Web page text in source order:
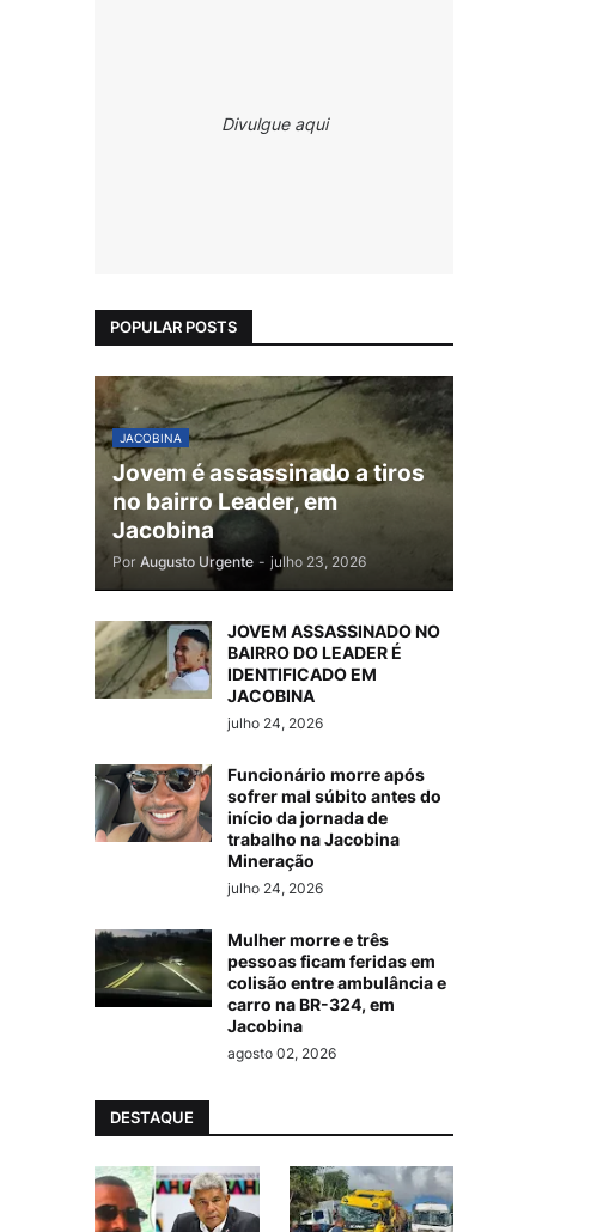
Divulgue aqui
POPULAR POSTS
JACOBINA
Jovem é assassinado a tiros
no bairro Leader, em
Jacobina
Por Augusto Urgente - julho 23, 2026
JOVEM ASSASSINADO NO
BAIRRO DO LEADER É
IDENTIFICADO EM
JACOBINA
julho 24, 2026
Funcionário morre após
sofrer mal súbito antes do
início da jornada de
trabalho na Jacobina
Mineração
julho 24, 2026
Mulher morre e três
pessoas ficam feridas em
colisão entre ambulância e
carro na BR-324, em
Jacobina
agosto 02, 2026
DESTAQUE